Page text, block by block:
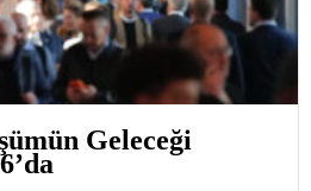
Geleceği